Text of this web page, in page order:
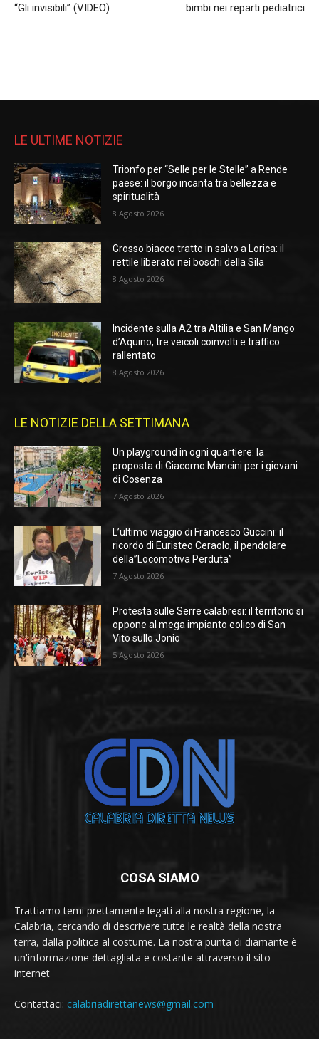
“Gli invisibili” (VIDEO)
bimbi nei reparti pediatrici
LE ULTIME NOTIZIE
Trionfo per “Selle per le Stelle” a Rende
paese: il borgo incanta tra bellezza e
spiritualità
8 Agosto 2026
Grosso biacco tratto in salvo a Lorica: il
rettile liberato nei boschi della Sila
8 Agosto 2026
Incidente sulla A2 tra Altilia e San Mango
d’Aquino, tre veicoli coinvolti e traffico
rallentato
8 Agosto 2026
LE NOTIZIE DELLA SETTIMANA
Un playground in ogni quartiere: la
proposta di Giacomo Mancini per i giovani
di Cosenza
7 Agosto 2026
L’ultimo viaggio di Francesco Guccini: il
ricordo di Euristeo Ceraolo, il pendolare
della”Locomotiva Perduta”
7 Agosto 2026
Protesta sulle Serre calabresi: il territorio si
oppone al mega impianto eolico di San
Vito sullo Jonio
5 Agosto 2026
COSA SIAMO
Trattiamo temi prettamente legati alla nostra regione, la
Calabria, cercando di descrivere tutte le realtà della nostra
terra, dalla politica al costume. La nostra punta di diamante è
un'informazione dettagliata e costante attraverso il sito
internet
Contattaci: calabriadirettanews@gmail.com